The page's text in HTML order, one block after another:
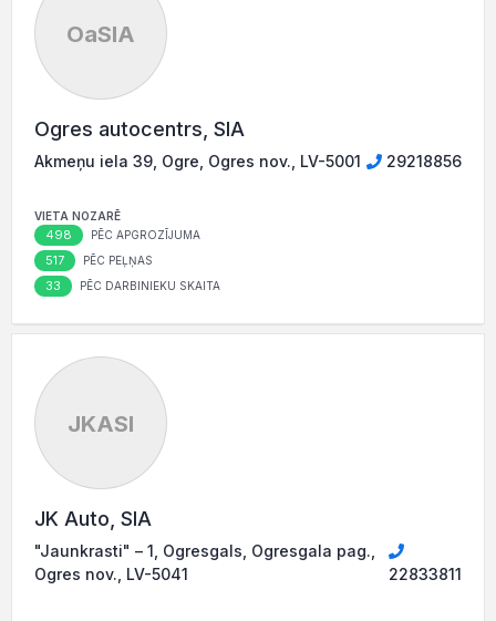
OaSIA
Ogres autocentrs, SIA
Akmeņu iela 39, Ogre, Ogres nov., LV-5001 29218856
VIETA NOZARĒ
498 PĒC APGROZĪJUMA
517 PĒC PEĻŅAS
33 PĒC DARBINIEKU SKAITA
JKASI
JK Auto, SIA
"Jaunkrasti" – 1, Ogresgals, Ogresgala pag.,
Ogres nov., LV-5041
22833811